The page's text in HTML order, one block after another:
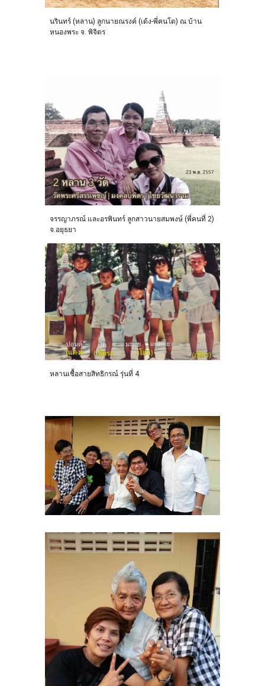
นรินทร์ (หลาน) ลูกนายณรงค์ (เด้ง-พี่คนโต) ณ บ้าน
หนองพระ จ. พิจิตร
จรรญาภรณ์ และอรพินทร์ ลูกสาวนายสมพงษ์ (พี่คนที่ 2)
จ.อยุธยา
หลานเชื้อสายสิทธิกรณ์ รุ่นที่ 4